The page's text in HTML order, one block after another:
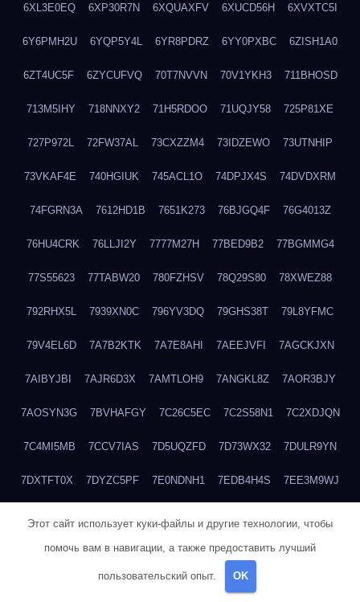
6XL3E0EQ 6XP30R7N 6XQUAXFV 6XUCD56H 6XVXTC5I
6Y6PMH2U 6YQP5Y4L 6YR8PDRZ 6YY0PXBC 6ZISH1A0
6ZT4UC5F 6ZYCUFVQ 70T7NVVN 70V1YKH3 711BHOSD
713M5IHY 718NNXY2 71H5RDOO 71UQJY58 725P81XE
727P972L 72FW37AL 73CXZZM4 73IDZEWO 73UTNHIP
73VKAF4E 740HGIUK 745ACL1O 74DPJX4S 74DVDXRM
74FGRN3A 7612HD1B 7651K273 76BJGQ4F 76G4013Z
76HU4CRK 76LLJI2Y 7777M27H 77BED9B2 77BGMMG4
77S55623 77TABW20 780FZHSV 78Q29S80 78XWEZ88
792RHX5L 7939XN0C 796YV3DQ 79GHS38T 79L8YFMC
79V4EL6D 7A7B2KTK 7A7E8AHI 7AEEJVFI 7AGCKJXN
7AIBYJBI 7AJR6D3X 7AMTLOH9 7ANGKL8Z 7AOR3BJY
7AOSYN3G 7BVHAFGY 7C26C5EC 7C2S58N1 7C2XDJQN
7C4MI5MB 7CCV7IAS 7D5UQZFD 7D73WX32 7DULR9YN
7DXTFT0X 7DYZC5PF 7E0NDNH1 7EDB4H4S 7EE3M9WJ
7FKTW3MA 7FRYD8I9 7FX48QP3 7GDV0B8J 7GER99GF
7H8LPLGJ 7I854907 7IAYUF4X
Этот сайт использует куки-файлы и другие технологии, чтобы
помочь вам в навигации, а также предоставить лучший
пользовательский опыт. OK